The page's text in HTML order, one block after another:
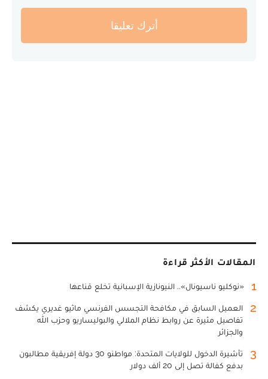
أترك تعليقا
المقالات الأكثر قراءة
1 «نوكليو ناسيونال».. النيونازية الإسبانية تخلع قناعها
2
العميل السابق في مكافحة التجسس الفرنسي ماثيو غديري يكشف
تفاصيل مثيرة عن روابط نظام الملالي والبوليساريو وحزب الله
والجزائر
3
تأشيرة الدخول للولايات المتحدة: مواطنو 30 دولة إفريقية مطالبون
بدفع كفالة تصل إلى 20 ألف دولار